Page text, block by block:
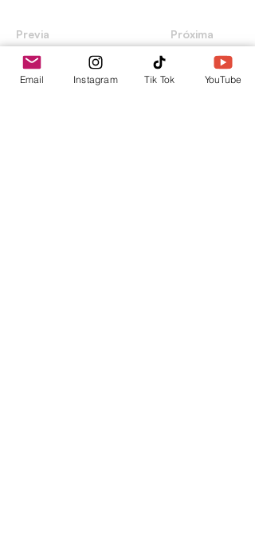
Previa Próxima
Email Instagram Tik Tok YouTube